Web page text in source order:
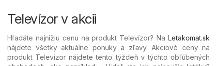
Televízor v akcii
Hľadáte najnižiu cenu na produkt Televízor? Na Letakomat.sk
nájdete všetky aktuálne ponuky a zľavy. Akciové ceny na
produkt Televízor nájdete tento týždeň v týchto obľúbených